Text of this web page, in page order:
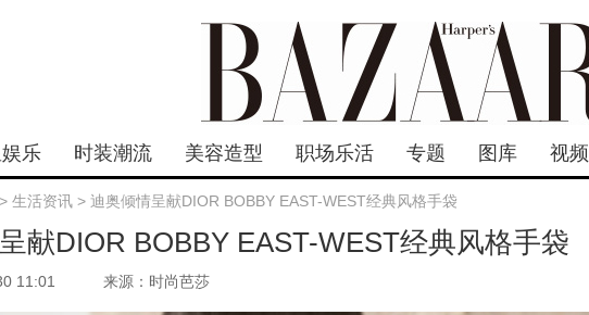
乐 时装潮流 美容造型 职场乐活 专题 图库 视频
> 生活资讯 > 迪奥倾情呈献DIOR BOBBY EAST-WEST经典风格手袋
献DIOR BOBBY EAST-WEST经典风格手袋
11:01 来源：时尚芭莎